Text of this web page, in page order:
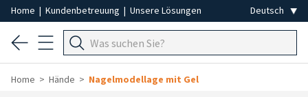
Home | Kundenbetreuung | Unsere Lösungen
Home Hände Nagelmodellage mit Gel